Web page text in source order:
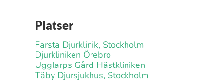
Platser
Farsta Djurklinik, Stockholm
Djurkliniken Örebro
Ugglarps Gård Hästkliniken
Täby Djursjukhus, Stockholm